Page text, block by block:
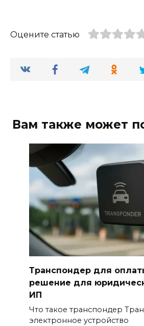
Оцените статью
Вам также может
Транспондер для
решение для
ИП
Что такое транспондер
электронное устройство